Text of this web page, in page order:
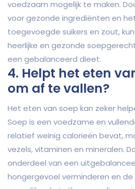
voedzaam mogelijk te maken.
voor gezonde ingrediënten en
toegevoegde suikers en zout,
heerlijke en gezonde
een gebalanceerd dieet.
4. Helpt het eten
om af te vallen?
Het eten van soep kan zeker
Soep is een voedzame en
relatief weinig calorieën bevat,
vezels, vitaminen en mineralen.
onderdeel van een
hongergevoel verminderen en